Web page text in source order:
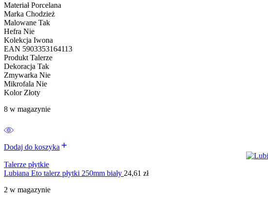
Materiał Porcelana
Marka Chodzież
Malowane Tak
Hefra Nie
Kolekcja Iwona
EAN 5903353164113
Produkt Talerze
Dekoracja Tak
Zmywarka Nie
Mikrofala Nie
Kolor Złoty
8 w magazynie
Dodaj do koszyka
Talerze płytkie
Lubiana Eto talerz płytki 250mm biały 24,61 zł
2 w magazynie